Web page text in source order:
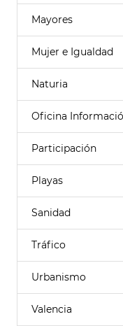
Mayores
Mujer e Igualdad
Naturia
Oficina
Participación
Playas
Sanidad
Tráfico
Urbanismo
Valencia